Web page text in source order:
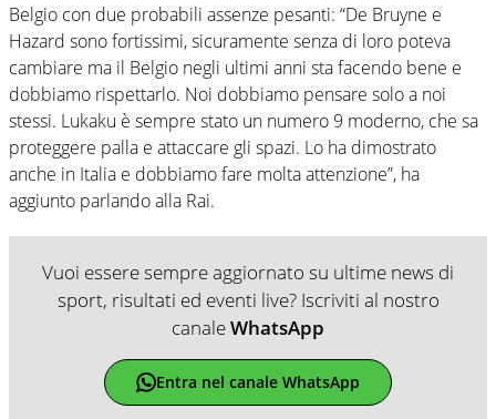
Belgio con due probabili assenze pesanti: “De Bruyne e
Hazard sono fortissimi, sicuramente senza di loro poteva
cambiare ma il Belgio negli ultimi anni sta facendo bene e
dobbiamo rispettarlo. Noi dobbiamo pensare solo a noi
stessi. Lukaku è sempre stato un numero 9 moderno, che sa
proteggere palla e attaccare gli spazi. Lo ha dimostrato
anche in Italia e dobbiamo fare molta attenzione”, ha
aggiunto parlando alla Rai.
Vuoi essere sempre aggiornato su ultime news di
sport, risultati ed eventi live? Iscriviti al nostro
canaleWhatsApp
Entra nel canale WhatsApp